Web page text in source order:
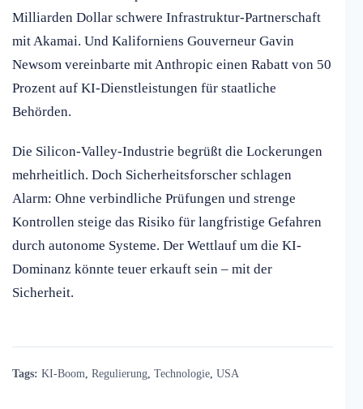
Milliarden Dollar schwere Infrastruktur-Partnerschaft
mit Akamai. Und Kaliforniens Gouverneur Gavin
Newsom vereinbarte mit Anthropic einen Rabatt von 50
Prozent auf KI-Dienstleistungen für staatliche
Behörden.
Die Silicon-Valley-Industrie begrüßt die Lockerungen
mehrheitlich. Doch Sicherheitsforscher schlagen
Alarm: Ohne verbindliche Prüfungen und strenge
Kontrollen steige das Risiko für langfristige Gefahren
durch autonome Systeme. Der Wettlauf um die KI-
Dominanz könnte teuer erkauft sein – mit der
Sicherheit.
Tags: KI-Boom Regulierung Technologie USA